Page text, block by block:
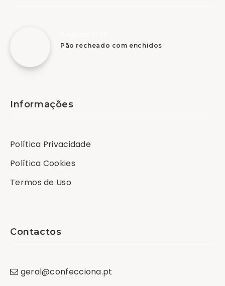
Pão recheado com enchidos
Informações
Política Privacidade
Política Cookies
Termos de Uso
Contactos
geral@confecciona.pt